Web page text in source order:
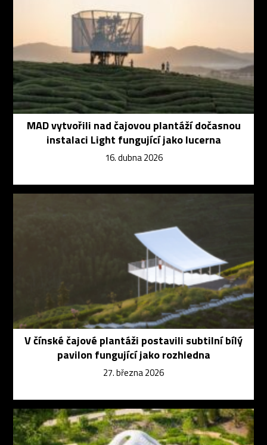
MAD vytvořili nad čajovou plantáží dočasnou
instalaci Light fungující jako lucerna
16. dubna 2026
V čínské čajové plantáži postavili subtilní bílý
pavilon fungující jako rozhledna
27. března 2026